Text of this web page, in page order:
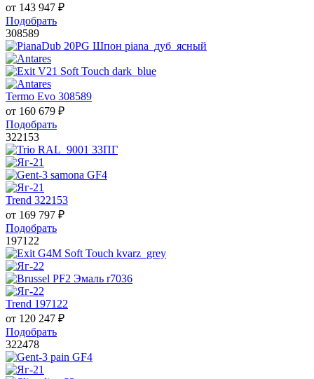
от 143 947 ₽
Подобрать
308589
Termo Evo 308589
от 160 679 ₽
Подобрать
322153
Trend 322153
от 169 797 ₽
Подобрать
197122
Trend 197122
от 120 247 ₽
Подобрать
322478